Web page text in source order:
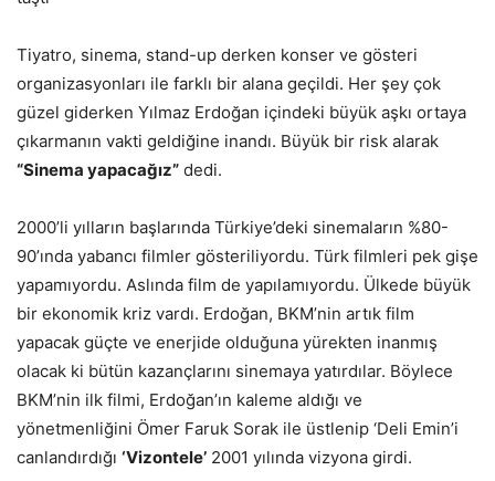
Tiyatro, sinema, stand-up derken konser ve gösteri
organizasyonları ile farklı bir alana geçildi. Her şey çok
güzel giderken Yılmaz Erdoğan içindeki büyük aşkı ortaya
çıkarmanın vakti geldiğine inandı. Büyük bir risk alarak
“Sinema yapacağız” dedi.
2000’li yılların başlarında Türkiye’deki sinemaların %80-
90’ında yabancı filmler gösteriliyordu. Türk filmleri pek gişe
yapamıyordu. Aslında film de yapılamıyordu. Ülkede büyük
bir ekonomik kriz vardı. Erdoğan, BKM’nin artık film
yapacak güçte ve enerjide olduğuna yürekten inanmış
olacak ki bütün kazançlarını sinemaya yatırdılar. Böylece
BKM’nin ilk filmi, Erdoğan’ın kaleme aldığı ve
yönetmenliğini Ömer Faruk Sorak ile üstlenip ‘Deli Emin’i
canlandırdığı ‘Vizontele’ 2001 yılında vizyona girdi.